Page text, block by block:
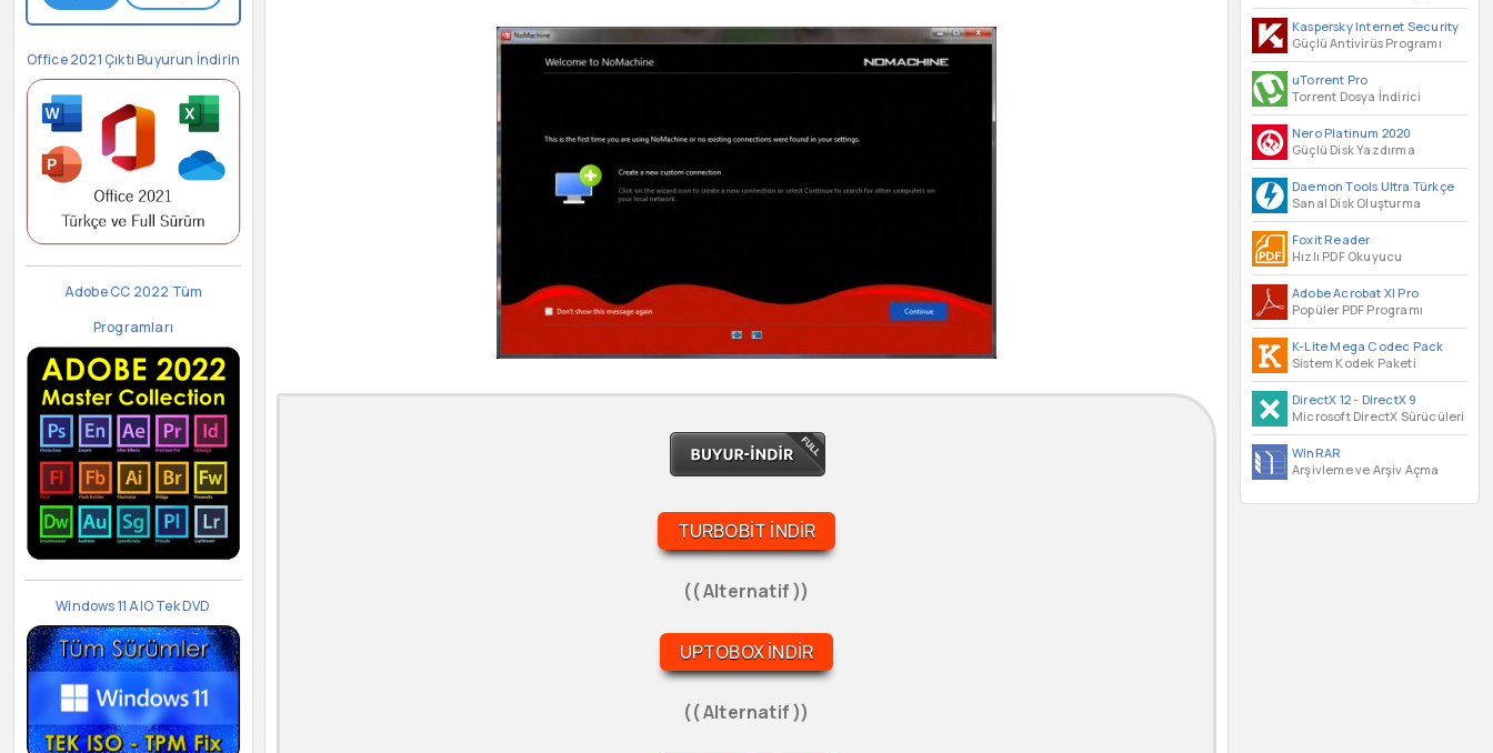
Kaspersky Internet Security
Güçlü Antivirüs Programı
uTorrent Pro
Torrent Dosya İndirici
Nero Platinum 2020
Güçlü Disk Yazdırma
Daemon Tools Ultra Türkçe
Sanal Disk Oluşturma
Foxit Reader
Hızlı PDF Okuyucu
Adobe Acrobat XI Pro
Popüler PDF Programı
K-Lite Mega Codec Pack
Sistem Kodek Paketi
DirectX 12- DirectX 9
Microsoft DirectX Sürücüleri
WinRAR
Arşivleme ve Arşiv Açma
Office 2021 Çıktı Buyurun İndirin
Adobe CC 2022 Tüm
Programları
Windows 11 AIO Tek DVD
TURBOBIT İNDIR
(( Alternatif ))
UPTOBOX İNDIR
(( Alternatif ))